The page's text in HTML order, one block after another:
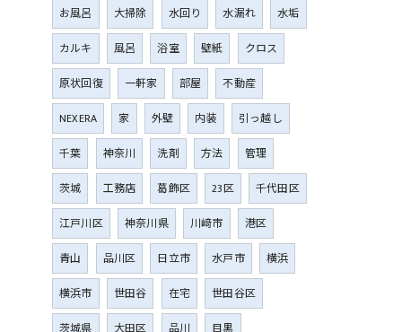
お風呂
大掃除 水回り 水漏れ
水垢
カルキ
風呂 浴室 壁紙
クロス
原状回復
一軒家 部屋
不動産
NEXERA
家 外壁 内装
引っ越し
千葉
神奈川 洗剤 方法
管理
茨城
工務店 葛飾区 23区
千代田区
江戸川区
神奈川県 川﨑市
港区
青山
品川区 日立市 水戸市
横浜
横浜市
世田谷 在宅
世田谷区
茨城県
大田区 品川 目黒